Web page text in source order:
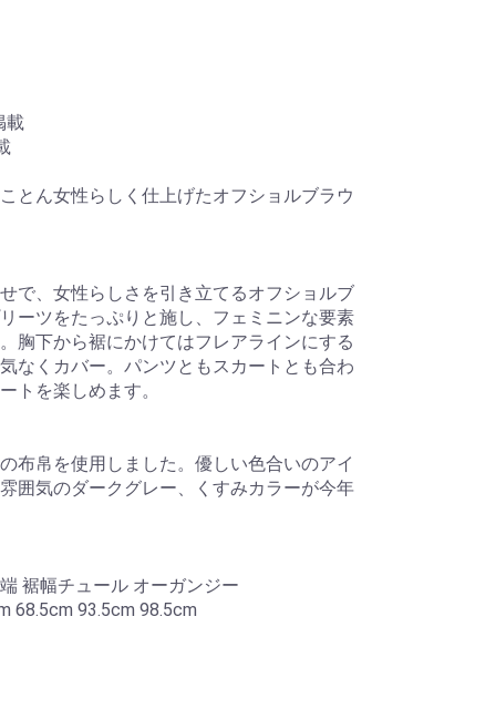
載
とん女性らしく仕上げたオフショルブラウ
で、女性らしさを引き立てるオフショルブ
ーツをたっぷりと施し、フェミニンな要素
胸下から裾にかけてはフレアラインにする
なくカバー。パンツともスカートとも合わ
トを楽しめます。
布帛を使用しました。優しい色合いのアイ
囲気のダークグレー、くすみカラーが今年
裾幅チュール オーガンジー
68.5cm 93.5cm 98.5cm